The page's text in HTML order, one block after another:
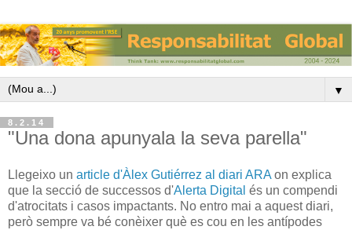
▼
8.2.14
"Una dona apunyala la seva parella"
Llegeixo un article d'Àlex Gutiérrez al diari ARA on explica
que la secció de successos d'Alerta Digital és un compendi
d'atrocitats i casos impactants. No entro mai a aquest diari,
però sempre va bé conèixer què es cou en les antípodes